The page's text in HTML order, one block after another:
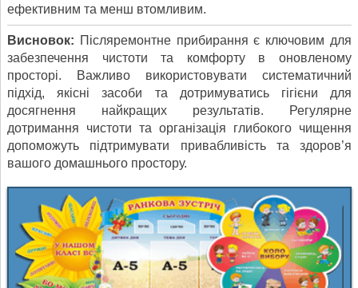
ефективним та менш втомливим.
Висновок: Післяремонтне прибирання є ключовим для
забезпечення чистоти та комфорту в оновленому
просторі. Важливо використовувати систематичний
підхід, якісні засоби та дотримуватись гігієни для
досягнення найкращих результатів. Регулярне
дотримання чистоти та організація глибокого чищення
допоможуть підтримувати привабливість та здоров’я
вашого домашнього простору.